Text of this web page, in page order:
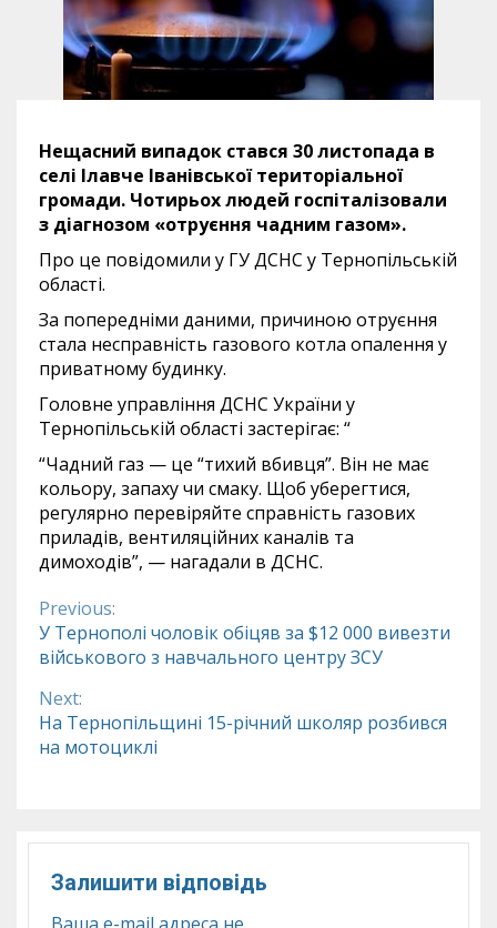
Нещасний випадок стався 30 листопада в
селі Ілавче Іванівської територіальної
громади. Чотирьох людей госпіталізовали
з діагнозом «отруєння чадним газом».
Про це повідомили у ГУ ДСНС у Тернопільській
області.
За попередніми даними, причиною отруєння
стала несправність газового котла опалення у
приватному будинку.
Головне управління ДСНС України у
Тернопільській області застерігає: “
“Чадний газ — це “тихий вбивця”. Він не має
кольору, запаху чи смаку. Щоб уберегтися,
регулярно перевіряйте справність газових
приладів, вентиляційних каналів та
димоходів”, — нагадали в ДСНС.
Continue
Reading
Previous:
У Тернополі чоловік обіцяв за $12 000 вивезти
військового з навчального центру ЗСУ
Next:
На Тернопільщині 15-річний школяр розбився
на мотоциклі
Залишити відповідь